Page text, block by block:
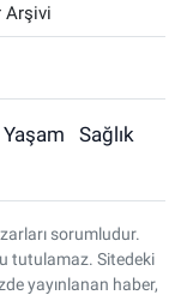
Arşivi
Yaşam
Sağlık
sorumludur.
tutulamaz. Sitedeki
yayınlanan haber,